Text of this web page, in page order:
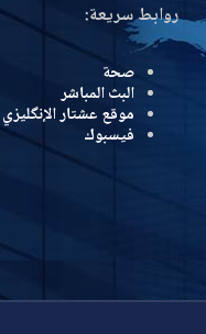
روابط سريعة:
صحة
البث المباشر
موقع عشتار الإنگليزي
فيسبوك